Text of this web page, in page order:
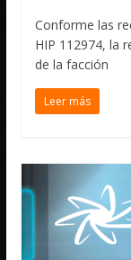
Conforme las
HIP 112974, la
de la facción
Leer más